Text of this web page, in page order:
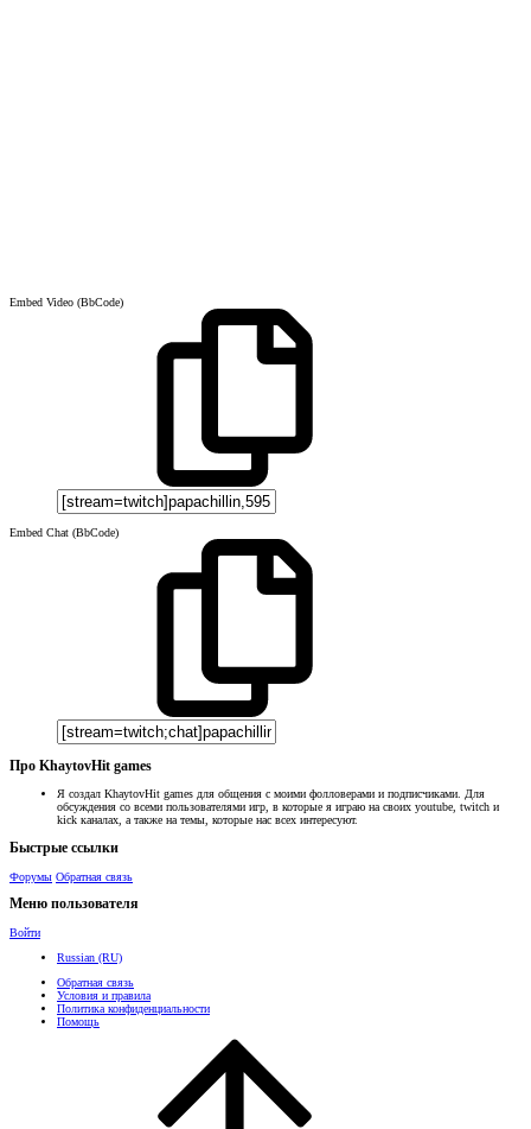
Embed Video (BbCode)
Embed Chat (BbCode)
Про KhaytovHit games
Я создал KhaytovHit games для общения с моими фолловерами и подписчиками. Для
обсуждения со всеми пользователями игр, в которые я играю на своих youtube, twitch и
kick каналах, а также на темы, которые нас всех интересуют.
Быстрые ссылки
Форумы Обратная связь
Меню пользователя
Войти
Russian (RU)
Обратная связь
Условия и правила
Политика конфиденциальности
Помощь